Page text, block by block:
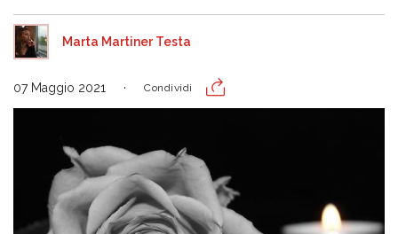
Marta Martiner Testa
07 Maggio 2021 Condividi